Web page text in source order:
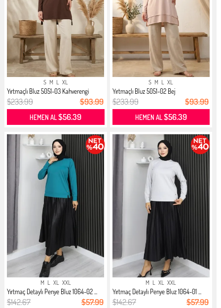
S M L XL
Yırtmaçlı Bluz 5051-03 Kahverengi
$233.99 $93.99
HEMEN AL$56.39
S M L XL
Yırtmaçlı Bluz 5051-02 Bej
$233.99 $93.99
HEMEN AL$56.39
M L XL XXL
Yırtmaç Detaylı Penye Bluz 1064-02 ...
$142.67 $57.99
M L XL XXL
Yırtmaç Detaylı Penye Bluz 1064-01 ...
$142.67 $57.99